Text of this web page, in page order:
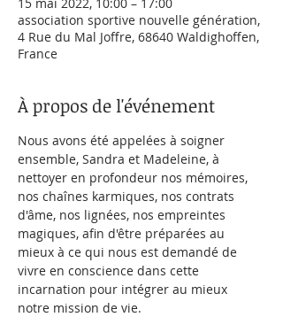
association sportive nouvelle génération,
4 Rue du Mal Joffre, 68640 Waldighoffen,
France
À propos de l'événement
Nous avons été appelées à soigner
ensemble, Sandra et Madeleine, à
nettoyer en profondeur nos mémoires,
nos chaînes karmiques, nos contrats
d'âme, nos lignées, nos empreintes
magiques, afin d'être préparées au
mieux à ce qui nous est demandé de
vivre en conscience dans cette
incarnation pour intégrer au mieux
notre mission de vie.